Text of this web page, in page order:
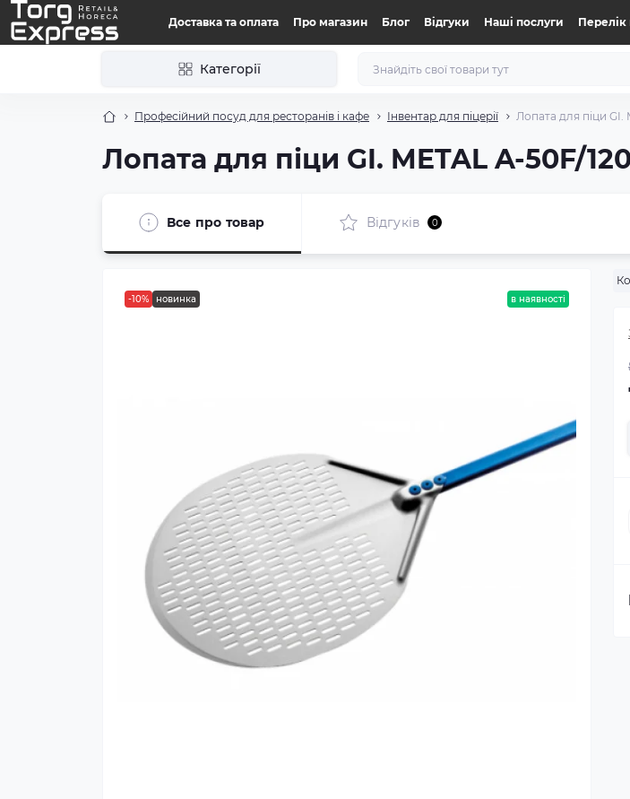
Доставка та оплата Про магазин Блог Відгуки Нашi послуги Перелік
Категорії
Професійний посуд для ресторанів і кафе Інвентар для піцерії Лопата для піци GI.
Лопата для піци GI. METAL A-50F/
Все про товар Відгуків 0
-10% новинка в наявності